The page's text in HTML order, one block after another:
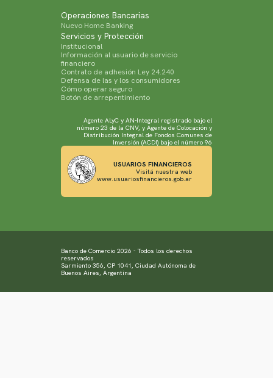
Operaciones Bancarias
Nuevo Home Banking
Servicios y Protección
Institucional
Información al usuario de servicio
financiero
Contrato de adhesión Ley 24.240
Defensa de las y los consumidores
Cómo operar seguro
Botón de arrepentimiento
Agente ALyC y AN-Integral registrado bajo el
número 23 de la CNV, y Agente de Colocación y
Distribución Integral de Fondos Comunes de
Inversión (ACDI) bajo el número 96
USUARIOS FINANCIEROS
Visitá nuestra web
www.usuariosfinancieros.gob.ar
Banco de Comercio 2026 - Todos los derechos
reservados
Sarmiento 356, CP 1041, Ciudad Autónoma de
Buenos Aires, Argentina